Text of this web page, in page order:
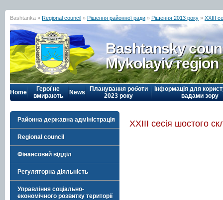
Bashtanka » Regional council » Рішення районної ради » Рішення 2013 року » ХХІІІ
Bashtansky
Mykolayiv region
Home
Герої не
вмирають
News
Планування роботи
2023 року
Інформація для
вадами зору
Районна державна адміністрація
Regional council
Фінансовий відділ
Регуляторна діяльність
Управління соціально-
економічного розвитку території
ХХІІІ сесія шостого